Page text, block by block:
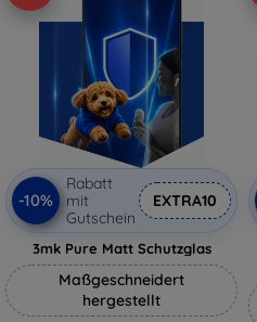
-10%
Rabatt
mit
Gutschein
EXTRA10
3mk Pure Matt Schutzglas
Maßgeschneidert
hergestellt